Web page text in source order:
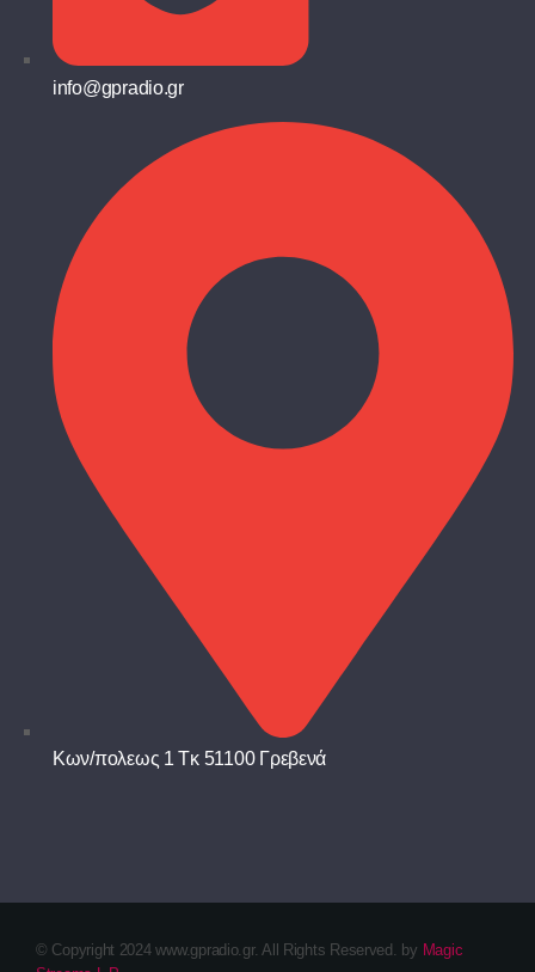
info@gpradio.gr
Κων/πολεως 1 Τκ 51100 Γρεβενά
© Copyright 2024 www.gpradio.gr. All Rights Reserved. by Magic